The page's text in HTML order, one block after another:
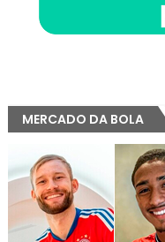
MERCADO DA BOLA